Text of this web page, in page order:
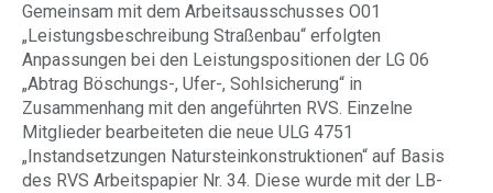
Gemeinsam mit dem Arbeitsausschusses O01
„Leistungsbeschreibung Straßenbau“ erfolgten
Anpassungen bei den Leistungspositionen der LG 06
„Abtrag Böschungs-, Ufer-, Sohlsicherung“ in
Zusammenhang mit den angeführten RVS. Einzelne
Mitglieder bearbeiteten die neue ULG 4751
„Instandsetzungen Natursteinkonstruktionen“ auf Basis
des RVS Arbeitspapier Nr. 34. Diese wurde mit der LB-